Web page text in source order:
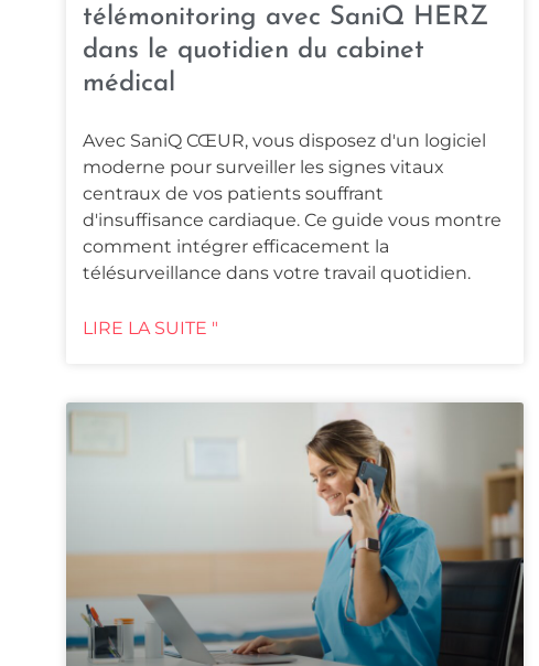
télémonitoring avec SaniQ HERZ
dans le quotidien du cabinet
médical
Avec SaniQ CŒUR, vous disposez d'un logiciel
moderne pour surveiller les signes vitaux
centraux de vos patients souffrant
d'insuffisance cardiaque. Ce guide vous montre
comment intégrer efficacement la
télésurveillance dans votre travail quotidien.
LIRE LA SUITE "